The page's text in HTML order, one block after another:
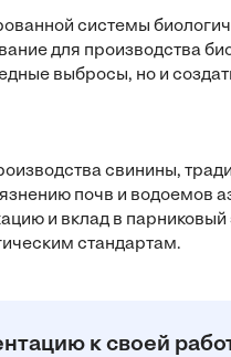
системы
для производства
выбросы, но и
свинины,
почв и
и вклад в
стандартам.
к своей